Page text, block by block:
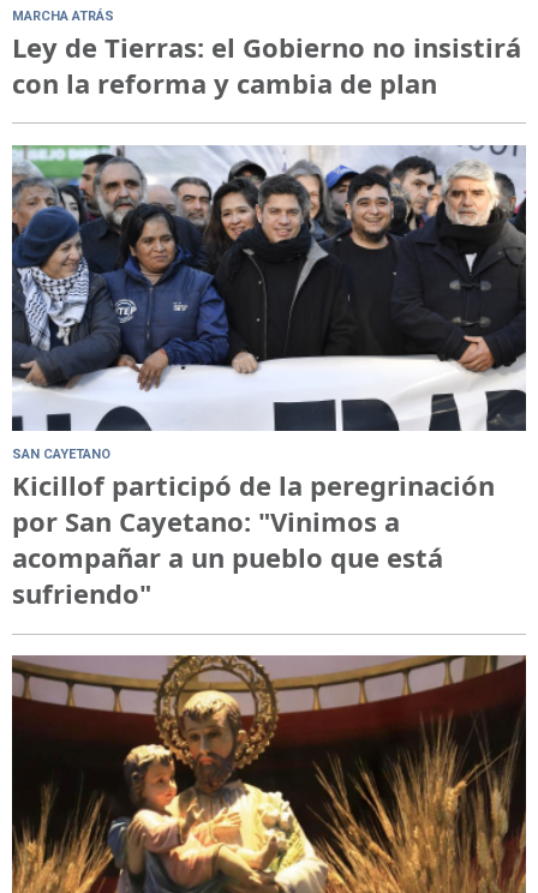
MARCHA ATRÁS
Ley de Tierras: el Gobierno no insistirá
con la reforma y cambia de plan
SAN CAYETANO
Kicillof participó de la peregrinación
por San Cayetano: "Vinimos a
acompañar a un pueblo que está
sufriendo"